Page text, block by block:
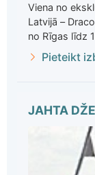
Viena no
Latvijā –
no Rīgas līdz
Pieteikt
JAHTA